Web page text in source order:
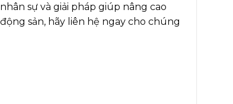
sự và giải pháp giúp nâng cao
sản, hãy liên hệ ngay cho chúng